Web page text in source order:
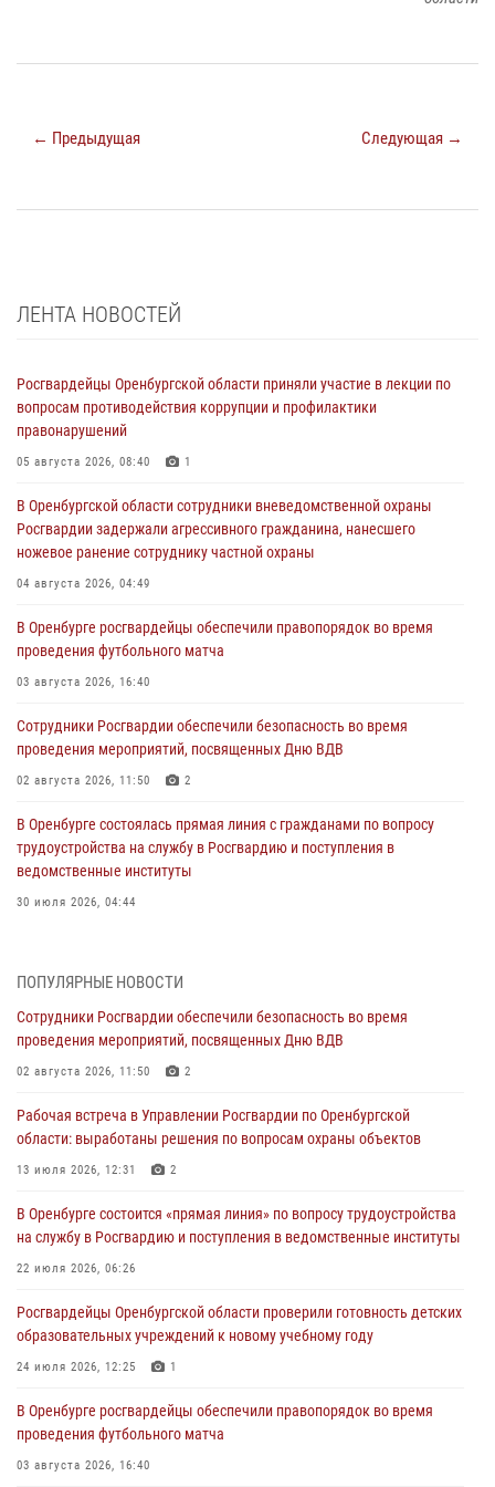
← Предыдущая Следующая →
ЛЕНТА НОВОСТЕЙ
Росгвардейцы Оренбургской области приняли участие в лекции по
вопросам противодействия коррупции и профилактики
правонарушений
05 августа 2026, 08:40 1
В Оренбургской области сотрудники вневедомственной охраны
Росгвардии задержали агрессивного гражданина, нанесшего
ножевое ранение сотруднику частной охраны
04 августа 2026, 04:49
В Оренбурге росгвардейцы обеспечили правопорядок во время
проведения футбольного матча
03 августа 2026, 16:40
Сотрудники Росгвардии обеспечили безопасность во время
проведения мероприятий, посвященных Дню ВДВ
02 августа 2026, 11:50 2
В Оренбурге состоялась прямая линия с гражданами по вопросу
трудоустройства на службу в Росгвардию и поступления в
ведомственные институты
30 июля 2026, 04:44
28 июля 2026, 09:41 1
Росгвардейцы обеспечили правопорядок на праздновании Дня
ВМФ в Оренбурге
27 июля 2026, 14:36 2
Росгвардейцы предотвратили трагедию: спасен мужчина в тяжелой
жизненной ситуации (ВИДЕО)
26 июля 2026, 14:45 1
Росгвардейцы Оренбургской области проверили готовность детских
образовательных учреждений к новому учебному году
24 июля 2026, 12:25
При силовой поддержке ОМОН «Кобра» Росгвардии в Оренбурге
проведён рейд по строительным объектам
23 июля 2026, 10:47
ПОПУЛЯРНЫЕ НОВОСТИ
Сотрудники Росгвардии обеспечили безопасность во время
проведения мероприятий, посвященных Дню ВДВ
02 августа 2026, 11:50 2
Рабочая встреча в Управлении Росгвардии по Оренбургской
области: выработаны решения по вопросам охраны объектов
13 июля 2026, 12:31 2
В Оренбурге состоится «прямая линия» по вопросу трудоустройства
на службу в Росгвардию и поступления в ведомственные институты
22 июля 2026, 06:26
Росгвардейцы Оренбургской области проверили готовность детских
образовательных учреждений к новому учебному году
24 июля 2026, 12:25 1
В Оренбурге росгвардейцы обеспечили правопорядок во время
проведения футбольного матча
03 августа 2026, 16:40